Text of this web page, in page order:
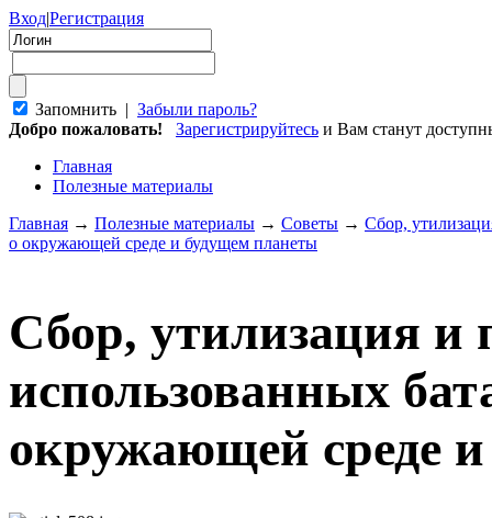
Вход|Регистрация
Запомнить | Забыли пароль?
Добро пожаловать!
Зарегистрируйтесь и Вам станут
Главная
Полезные материалы
Главная → Полезные материалы → Советы → Сбор,
о окружающей среде и будущем планеты
Сбор, утилизация и
использованных
окружающей среде